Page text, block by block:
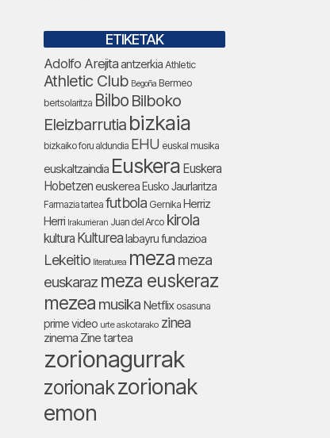
ETIKETAK
Adolfo Arejitaantzerkia Athletic
Athletic Club Begoña Bermeo
bertsolaritza Bilbo Bilboko
Eleizbarrutia bizkaia
bizkaiko foru aldundia EHU euskal musika
euskaltzaindia Euskera Euskera
Hobetzen euskerea Eusko Jaurlaritza
Farmazia tartea futbola Gernika Herriz
Herri Irakurrieran Juan del Arco kirola
kultura Kulturea labayru fundazioa
Lekeitio literaturea meza meza
euskaraz meza euskeraz
mezea musika Netflix osasuna
prime video urte askotarako zinea
zinema Zine tartea
zorionagurrak
zorionakzorionak
emon